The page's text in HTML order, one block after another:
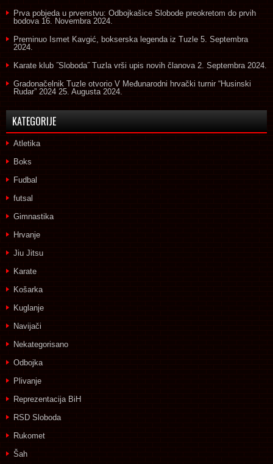
Prva pobjeda u prvenstvu: Odbojkašice Slobode preokretom do prvih
bodova 16. Novembra 2024.
Preminuo Ismet Kavgić, bokserska legenda iz Tuzle 5. Septembra
2024.
Karate klub ˝Sloboda˝ Tuzla vrši upis novih članova 2. Septembra 2024.
Gradonačelnik Tuzle otvorio V Međunarodni hrvački turnir “Husinski
Rudar” 2024 25. Augusta 2024.
KATEGORIJE
Atletika
Boks
Fudbal
futsal
Gimnastika
Hrvanje
Jiu Jitsu
Karate
Košarka
Kuglanje
Navijači
Nekategorisano
Odbojka
Plivanje
Reprezentacija BiH
RSD Sloboda
Rukomet
Šah